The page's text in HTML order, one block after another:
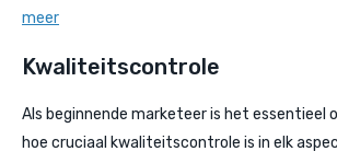
meer
Kwaliteitscontrole
Als beginnende marketeer is het essentieel
hoe cruciaal kwaliteitscontrole is in elk